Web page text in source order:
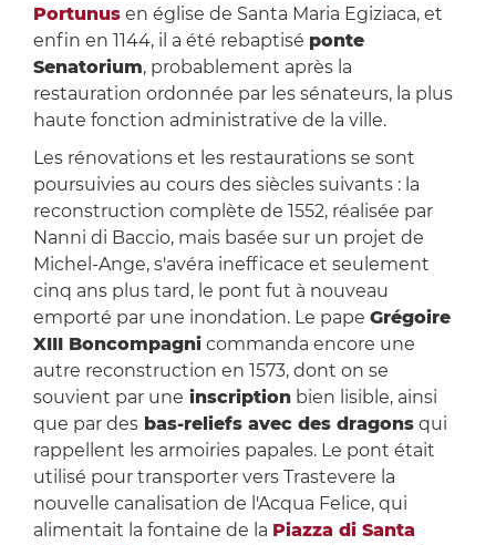
Portunusen église de Santa Maria Egiziaca, et
enfin en 1144, il a été rebaptisé ponte
Senatorium, probablement après la
restauration ordonnée par les sénateurs, la plus
haute fonction administrative de la ville.
Les rénovations et les restaurations se sont
poursuivies au cours des siècles suivants : la
reconstruction complète de 1552, réalisée par
Nanni di Baccio, mais basée sur un projet de
Michel-Ange, s'avéra inefficace et seulement
cinq ans plus tard, le pont fut à nouveau
emporté par une inondation. Le pape Grégoire
XIII Boncompagnicommanda encore une
autre reconstruction en 1573, dont on se
souvient par une inscriptionbien lisible, ainsi
que par desbas-reliefs avec des dragonsqui
rappellent les armoiries papales. Le pont était
utilisé pour transporter vers Trastevere la
nouvelle canalisation de l'Acqua Felice, qui
alimentait la fontaine de la Piazza di Santa